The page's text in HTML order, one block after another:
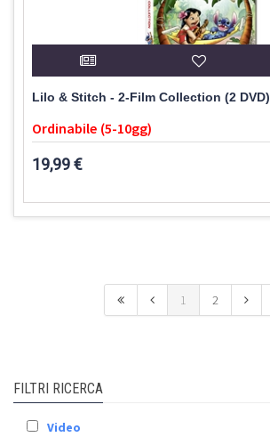
Lilo & Stitch - 2-Film Collection (2 DVD)
Ordinabile (5-10gg)
19,99 €
1 2
FILTRI RICERCA
Video